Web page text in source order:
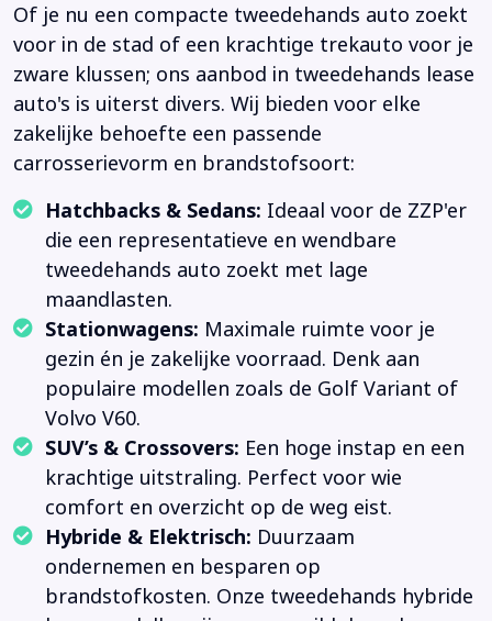
Of je nu een compacte tweedehands auto zoekt
voor in de stad of een krachtige trekauto voor je
zware klussen; ons aanbod in tweedehands lease
auto's is uiterst divers. Wij bieden voor elke
zakelijke behoefte een passende
carrosserievorm en brandstofsoort:
Hatchbacks & Sedans: Ideaal voor de ZZP'er
die een representatieve en wendbare
tweedehands auto zoekt met lage
maandlasten.
Stationwagens: Maximale ruimte voor je
gezin én je zakelijke voorraad. Denk aan
populaire modellen zoals de Golf Variant of
Volvo V60.
SUV’s & Crossovers: Een hoge instap en een
krachtige uitstraling. Perfect voor wie
comfort en overzicht op de weg eist.
Hybride & Elektrisch: Duurzaam
ondernemen en besparen op
brandstofkosten. Onze tweedehands hybride